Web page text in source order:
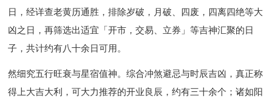
日，经详查老黄历通胜，排除岁破，月破、四废，四离四绝等大
凶之日，再筛选出适宜「开市，交易、立券」等吉神汇聚的日
子，共计约有八十余日可用。
然细究五行旺衰与星宿值神。综合冲煞避忌与时辰吉凶，真正称
得上大吉大利，可大力推荐的开业良辰，约有三十余个；诸如阳